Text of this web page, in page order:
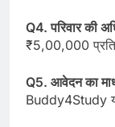
Q4. परिवार की
₹5,00,000 प्रति
Q5. आवेदन का
Buddy4Study